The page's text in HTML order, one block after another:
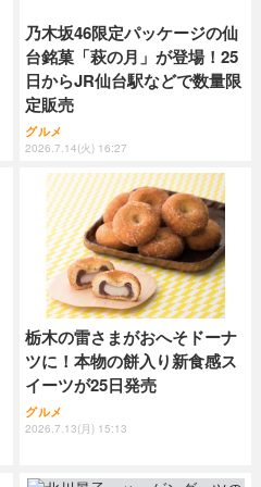
乃木坂46限定パッケージの仙
台銘菓「萩の月」が登場！25
日からJR仙台駅などで数量限
定販売
グルメ
2026.7.14(火) 16:27
栃木の雷さまがおへそドーナ
ツに！本物の餅入り新食感ス
イーツが25日発売
グルメ
2026.7.13(月) 15:13